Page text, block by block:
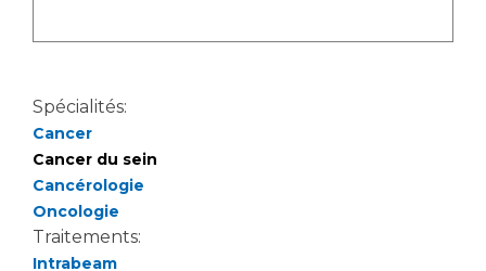
Spécialités:
Cancer
Cancer du sein
Cancérologie
Oncologie
Traitements:
Intrabeam